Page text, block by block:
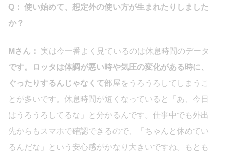
Q： 使い始めて、想定外の使い方が生まれたりしました
か？
Mさん：
実は今一番よく見ているのは休息時間のデータ
です。ロッタは体調が悪い時や気圧の変化がある時に、
ぐったりするんじゃなくて部屋をうろうろしてしまうこ
とが多いです。休息時間が短くなっていると「あ、今日
はうろうろしてるな」と分かるんです。仕事中でも外出
先からもスマホで確認できるので、「ちゃんと休めてい
るんだな」という安心感がかなり大きいですね。もとも